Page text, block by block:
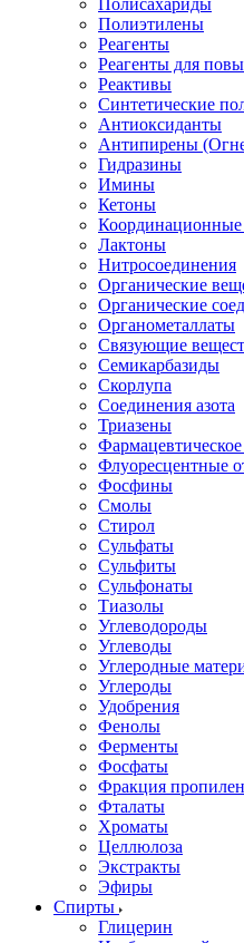
Полисахариды
Полиэтилены
Реагенты
Реагенты для
Реактивы
Синтетические
Антиоксиданты
Антипирены
Гидразины
Имины
Кетоны
Координационные
Лактоны
Нитросоединения
Органические
Органические
Органометаллаты
Связующие
Семикарбазиды
Скорлупа
Соединения азота
Триазены
Флуоресцентные
Фосфины
Смолы
Стирол
Сульфаты
Сульфиты
Сульфонаты
Тиазолы
Углеводороды
Углеводы
Углеродные
Углероды
Удобрения
Фенолы
Ферменты
Фосфаты
Фракция
Фталаты
Хроматы
Целлюлоза
Экстракты
Эфиры
Спирты
Глицерин